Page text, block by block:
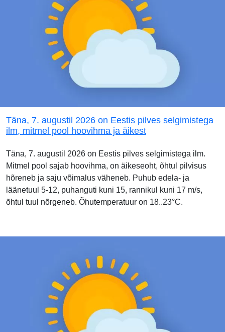
Täna, 7. augustil 2026 on Eestis pilves selgimistega
ilm, mitmel pool hoovihma ja äikest
Täna, 7. augustil 2026 on Eestis pilves selgimistega ilm.
Mitmel pool sajab hoovihma, on äikeseoht, õhtul pilvisus
hõreneb ja saju võimalus väheneb. Puhub edela- ja
läänetuul 5-12, puhanguti kuni 15, rannikul kuni 17 m/s,
õhtul tuul nõrgeneb. Õhutemperatuur on 18..23°C.